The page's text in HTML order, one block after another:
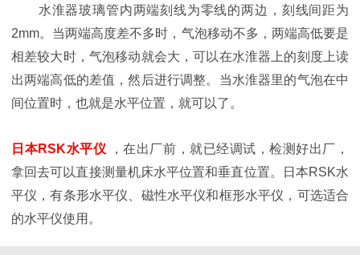
水淮器玻璃管内两端刻线为零线的两边，刻线间距为
2mm。当两端高度差不多时，气泡移动不多，两端高低要是
相差较大时，气泡移动就会大，可以在水淮器上的刻度上读
出两端高低的差值，然后进行调整。当水淮器里的气泡在中
间位置时，也就是水平位置，就可以了。
日本RSK水平仪
，在出厂前，就已经调试，检测好出厂，
拿回去可以直接测量机床水平位置和垂直位置。日本RSK水
平仪，有条形水平仪、磁性水平仪和框形水平仪，可选适合
的水平仪使用。